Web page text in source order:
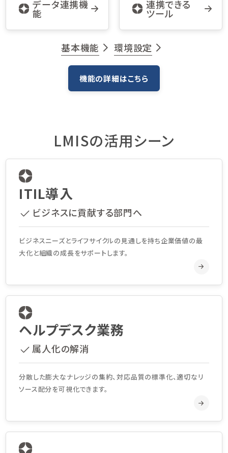
データ連携機
能
連携できる
ツール
基本機能 環境設定
機能の詳細はこちら
LMISの活用シーン
ITIL導入
ビジネスに貢献する部門へ
ビジネスニーズとライフサイクルの見通しを持ち企業価値の最
大化と組織の成長をサポートします。
ヘルプデスク業務
属人化の解消
分散した膨大なナレッジの集約、対応品質の標準化、適切なリ
ソース配分を可視化できます。